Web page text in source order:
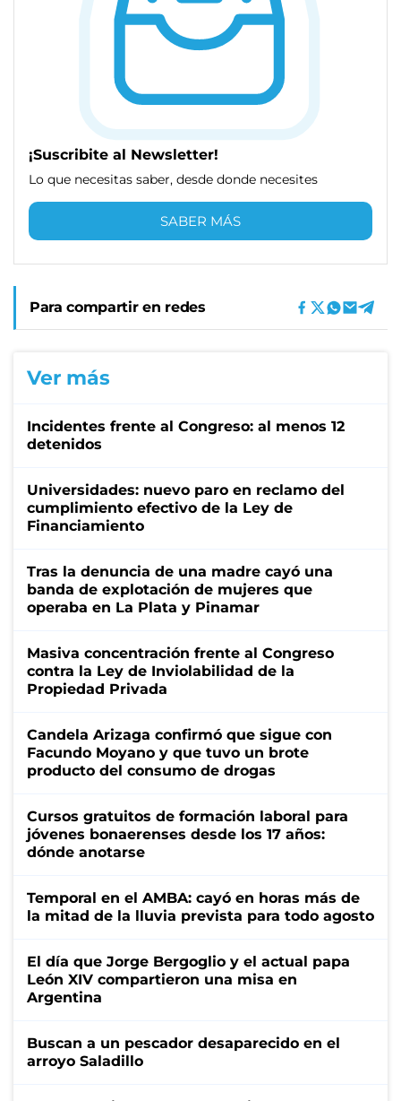
¡Suscribite al Newsletter!
Lo que necesitas saber, desde donde necesites
SABER MÁS
Para compartir en redes
Ver más
Incidentes frente al Congreso: al menos 12
detenidos
Universidades: nuevo paro en reclamo del
cumplimiento efectivo de la Ley de
Financiamiento
Tras la denuncia de una madre cayó una
banda de explotación de mujeres que
operaba en La Plata y Pinamar
Masiva concentración frente al Congreso
contra la Ley de Inviolabilidad de la
Propiedad Privada
Candela Arizaga confirmó que sigue con
Facundo Moyano y que tuvo un brote
producto del consumo de drogas
Cursos gratuitos de formación laboral para
jóvenes bonaerenses desde los 17 años:
dónde anotarse
Temporal en el AMBA: cayó en horas más de
la mitad de la lluvia prevista para todo agosto
El día que Jorge Bergoglio y el actual papa
León XIV compartieron una misa en
Argentina
Buscan a un pescador desaparecido en el
arroyo Saladillo